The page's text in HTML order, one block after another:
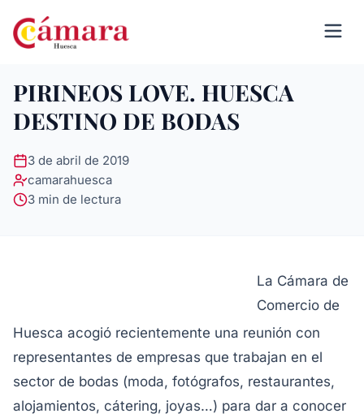
PIRINEOS LOVE. HUESCA
DESTINO DE BODAS
3 de abril de 2019
camarahuesca
3 min de lectura
La Cámara de
Comercio de
Huesca acogió recientemente una reunión con
representantes de empresas que trabajan en el
sector de bodas (moda, fotógrafos, restaurantes,
alojamientos, cátering, joyas…) para dar a conocer